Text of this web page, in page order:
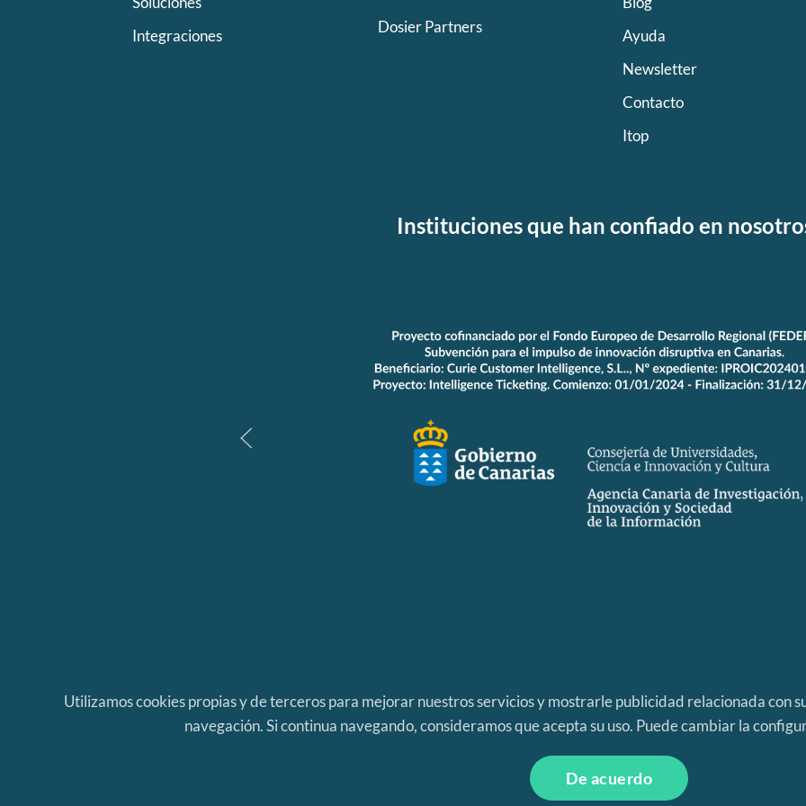
Integraciones
Dosier Partners
Ayuda
Newsletter
Contacto
Itop
Instituciones que han confiado en
Aviso Legal|Política de Privacidad|Política de Cookies
Curie Platform es una marca registrada por
Utilizamos cookies propias y de terceros para mejorar nuestros servicios y mostrarle publicidad relacionada con
navegación. Si continua navegando, consideramos que acepta su uso. Puede cambiar la
De acuerdo